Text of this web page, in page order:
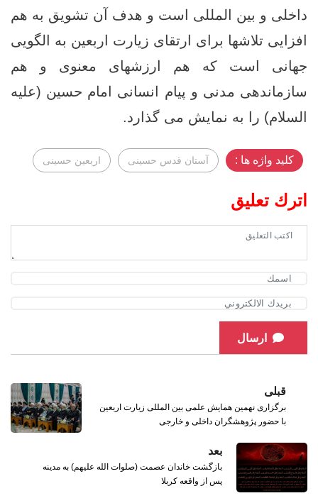
داخلی و بین ‌المللی است و هدف آن تشویق به هم‌
افزایی تلاشها برای ارتقای زیارت اربعین به الگویی
جهانی است که هم ارزشهای معنوی و هم
سازماندهی مدنی و پیام انسانی امام حسین (عليه
‌السلام) را به نمایش می ‌گذارد.
کلید واژه ها : آستان قدس حسینی اربعین حسینی
اترك تعليق
ارسال
قبلی
برگزاری نهمین همایش علمی بین‌ المللی زیارت اربعین
با حضور پژوهشگران داخلی و خارجی
بعد
بازگشت خاندان عصمت (صلوات الله علیهم) به مدینه
پس از واقعه کربلا